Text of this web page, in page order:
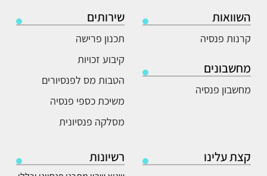
השוואות
קרנות פנסיה
מחשבונים
מחשבון פנסיה
שירותים
תכנון פרישה
קיבוע זכויות
הטבות מס לפנסיורים
משיכת כספי פנסיה
מסלקה פנסיונית
קצת עלינו רשיונות